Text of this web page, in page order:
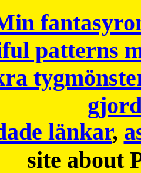
patterns
länkar,
site about